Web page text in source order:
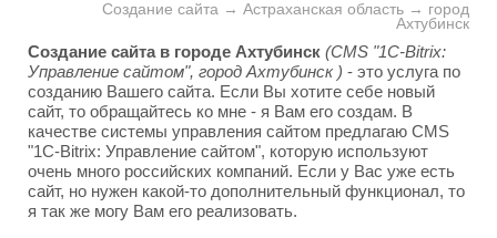
Создание сайта → Астраханская область → город
Ахтубинск
Создание сайта в городе Ахтубинск (CMS "1C-Bitrix:
Управление сайтом", город Ахтубинск ) - это услуга по
созданию Вашего сайта. Если Вы хотите себе новый
сайт, то обращайтесь ко мне - я Вам его создам. В
качестве системы управления сайтом предлагаю CMS
"1C-Bitrix: Управление сайтом", которую используют
очень много российских компаний. Если у Вас уже есть
сайт, но нужен какой-то дополнительный функционал, то
я так же могу Вам его реализовать.